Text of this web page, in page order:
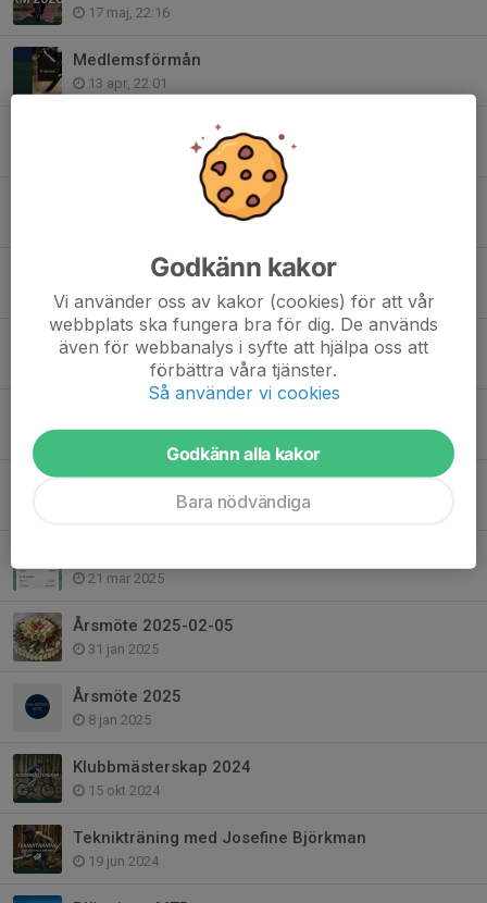
17 maj, 22:16
Medlemsförmån
13 apr, 22:01
Halmstad MTB Trailkidz
Årskalender 2026
Uppdatering stigstatus Plönninge MTB
2 apr, 21:51
Stigstatus Plönninge: Ingen cykling tills vidare
3 mar, 10:26
Invigning Plönninge MTB Arena
21 mar 2025
Årsmöte 2025-02-05
31 jan 2025
Årsmöte 2025
8 jan 2025
Klubbmästerskap 2024
15 okt 2024
Teknikträning med Josefine Björkman
19 jun 2024
Godkänn kakor
Vi använder oss av kakor (cookies) för att vår
webbplats ska fungera bra för dig. De används
även för webbanalys i syfte att hjälpa oss att
förbättra våra tjänster.
Så använder vi cookies
Godkänn alla kakor
Bara nödvändiga